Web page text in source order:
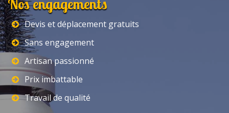
Nos engagements
Devis et déplacement gratuits
Sans engagement
Artisan passionné
Prix imbattable
Travail de qualité